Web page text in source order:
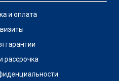
и оплата
гарантии
рассрочка